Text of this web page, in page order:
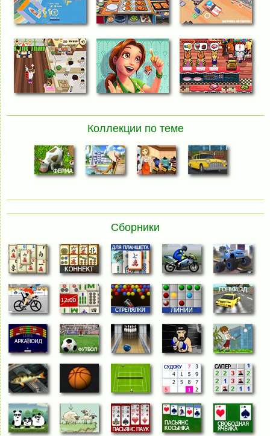
Коллекции по теме
Сборники